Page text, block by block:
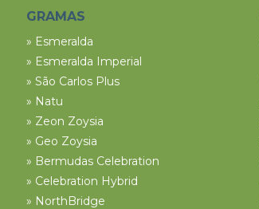
GRAMAS
» Esmeralda
» Esmeralda Imperial
» São Carlos Plus
» Natu
» Zeon Zoysia
» Geo Zoysia
» Bermudas Celebration
» Celebration Hybrid
» NorthBridge